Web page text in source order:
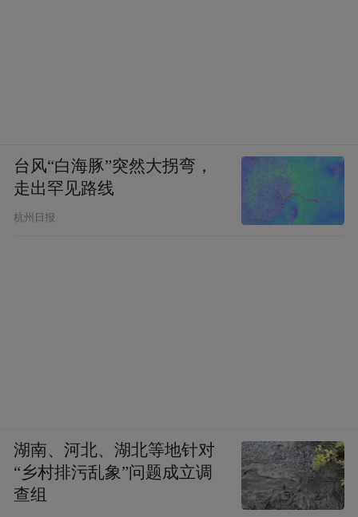
台风“白海豚”突然大拐弯，
走出罕见路线
杭州日报
湖南、河北、湖北等地针对
“乡村排污乱象”问题成立调
查组